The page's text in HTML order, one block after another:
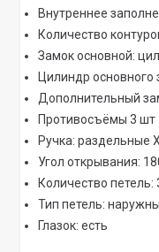
Внутреннее
Количество
Замок основной:
Цилиндр
Дополнительный
Противосъёмы 3 шт
Ручка: раздельные
Угол открывания:
Количество петель:
Тип петель:
Глазок: есть